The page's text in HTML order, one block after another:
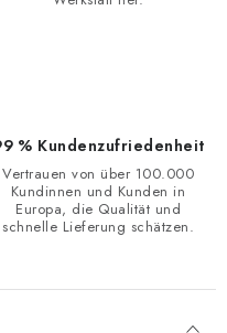
% Kundenzufriedenheit
Vertrauen von über 100.000
Kundinnen und Kunden in
Europa, die Qualität und
schnelle Lieferung schätzen.